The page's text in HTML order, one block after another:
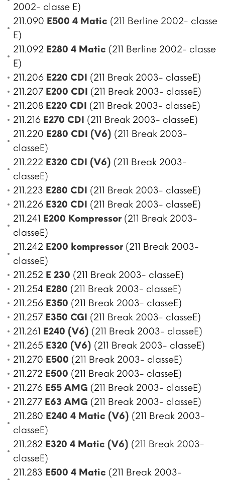
2002- classe E)
211.090 E500 4 Matic (211 Berline 2002- classe
E)
211.092 E280 4 Matic (211 Berline 2002- classe
E)
211.206 E220 CDI (211 Break 2003- classeE)
211.207 E200 CDI (211 Break 2003- classeE)
211.208 E220 CDI (211 Break 2003- classeE)
211.216 E270 CDI (211 Break 2003- classeE)
211.220 E280 CDI (V6) (211 Break 2003-
classeE)
211.222 E320 CDI (V6) (211 Break 2003-
classeE)
211.223 E280 CDI (211 Break 2003- classeE)
211.226 E320 CDI (211 Break 2003- classeE)
211.241 E200 Kompressor (211 Break 2003-
classeE)
211.242 E200 kompressor (211 Break 2003-
classeE)
211.252 E 230 (211 Break 2003- classeE)
211.254 E280 (211 Break 2003- classeE)
211.256 E350 (211 Break 2003- classeE)
211.257 E350 CGI (211 Break 2003- classeE)
211.261 E240 (V6) (211 Break 2003- classeE)
211.265 E320 (V6) (211 Break 2003- classeE)
211.270 E500 (211 Break 2003- classeE)
211.272 E500 (211 Break 2003- classeE)
211.276 E55 AMG (211 Break 2003- classeE)
211.277 E63 AMG (211 Break 2003- classeE)
211.280 E240 4 Matic (V6) (211 Break 2003-
classeE)
211.282 E320 4 Matic (V6) (211 Break 2003-
classeE)
211.283 E500 4 Matic (211 Break 2003-